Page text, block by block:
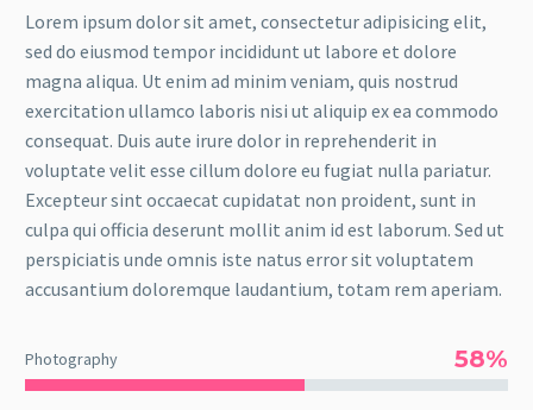
Lorem ipsum dolor sit amet, consectetur adipisicing elit,
sed do eiusmod tempor incididunt ut labore et dolore
magna aliqua. Ut enim ad minim veniam, quis nostrud
exercitation ullamco laboris nisi ut aliquip ex ea commodo
consequat. Duis aute irure dolor in reprehenderit in
voluptate velit esse cillum dolore eu fugiat nulla pariatur.
Excepteur sint occaecat cupidatat non proident, sunt in
culpa qui officia deserunt mollit anim id est laborum. Sed ut
perspiciatis unde omnis iste natus error sit voluptatem
accusantium doloremque laudantium, totam rem aperiam.
Photography 58%